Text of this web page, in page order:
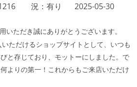
況：有り
2025-05-30
いただき誠にありがとうございます。
ただけるショップサイトとして、いつも
と存じており、モットーにしました。で
よりの第一！これからもご来店いただけ